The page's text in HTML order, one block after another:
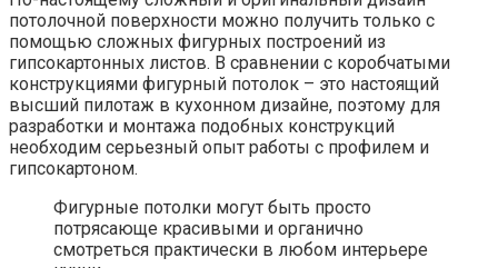
потолочной поверхности можно получить только с
помощью сложных фигурных построений из
гипсокартонных листов. В сравнении с коробчатыми
конструкциями фигурный потолок – это настоящий
высший пилотаж в кухонном дизайне, поэтому для
разработки и монтажа подобных конструкций
необходим серьезный опыт работы с профилем и
гипсокартоном.
Фигурные потолки могут быть просто
потрясающе красивыми и органично
смотреться практически в любом интерьере